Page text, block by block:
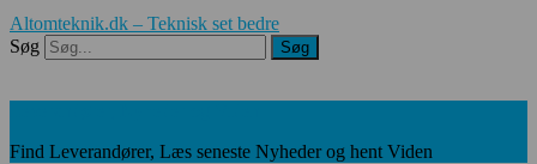
Altomteknik.dk – Teknisk set bedre
Søg
Søg
Find Leverandører, Læs seneste Nyheder og hent Viden